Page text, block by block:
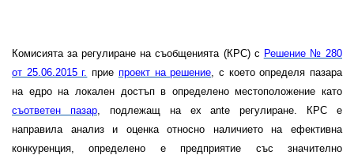
Комисията за регулиране на съобщенията (КРС) с Решение № 280
от 25.06.2015 г. прие проект на решение , с което определя пазара
на едро на локален достъп в определено местоположение като
съответен пазар, подлежащ на ex ante регулиране. КРС е
направила анализ и оценка относно наличието на ефективна
конкуренция, определено е предприятие със значително